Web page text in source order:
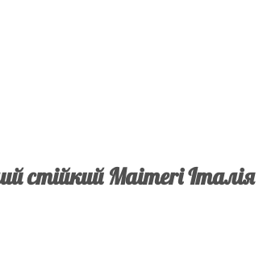
стійкий Maimeri Італія